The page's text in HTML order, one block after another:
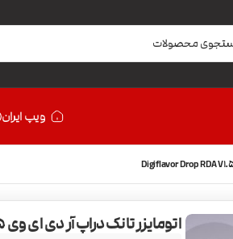
ویپ ایران
اتومایزر تانک دراپ آر دی ای وی Digiflavor Drop RDA V1.5